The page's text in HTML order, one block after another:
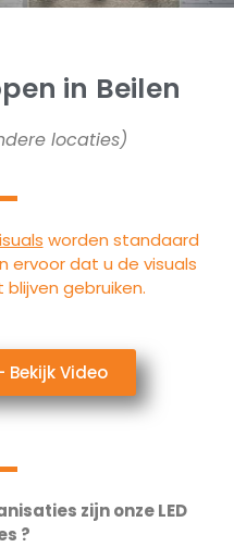
in Beilen
locaties)
worden standaard
ervoor dat u de visuals
gebruiken.
Bekijk Video
zijn onze LED
?